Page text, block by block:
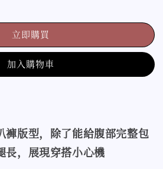
立即購買
加入購物車
褲版型，除了能給腹部完整包
長，展現穿搭小心機